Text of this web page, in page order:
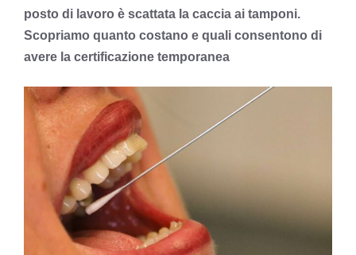
posto di lavoro è scattata la caccia ai tamponi.
Scopriamo quanto costano e quali consentono di
avere la certificazione temporanea